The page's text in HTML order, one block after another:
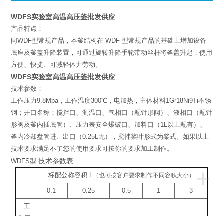
WDFS实验室高温高压釜批发供应
产品特点：
同WDF型常规产品，本釜结构在 WDF 型常规产品的基础上增加设备
底座及釜盖升降装置，可通过旋转升降手轮带动丝杆将釜盖升起，使用
方便、快捷、可减轻体力劳动。
WDFS实验室高温高压釜批发供应
技术参数：
工作压力9.8Mpa，工作温度300℃，电加热，主体材料1Gr18Ni9Ti不锈
钢；开口名称：搅拌口、测温口、气相口（配针形阀）、液相口（配针
形阀及釜内插底管）、压力表安全爆破口、加料口（1L以上配有）、
釜内冷却盘管进、出口（0.25L无），搅拌桨叶形式为桨式。如果以上
技术要求满足不了您的使用要求可按你的要求加工制作。
WDFS型技术参数表
+
标配公称容积 L（也可按客户要求制作不同容积大小）
0.1 0.25 0.5 1 3
工